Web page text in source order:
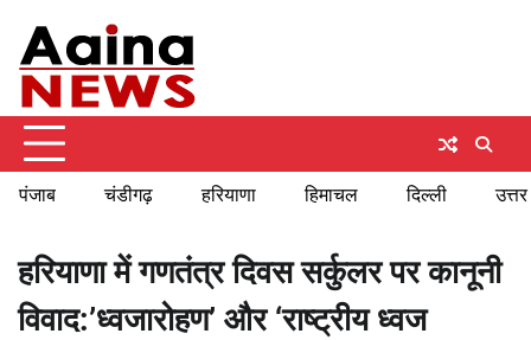
content
पंजाब चंडीगढ़ हरियाणा हिमाचल दिल्ली
हरियाणा में गणतंत्र दिवस सर्कुलर पर कानूनी
विवाद:’ध्वजारोहण’ और ‘राष्ट्रीय ध्वज